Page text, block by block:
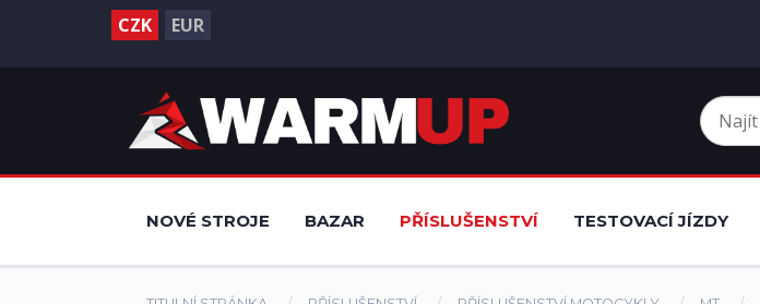
CZK EUR
NOVÉ STROJE BAZAR PŘÍSLUŠENSTVÍ TESTOVACÍ JÍZDY